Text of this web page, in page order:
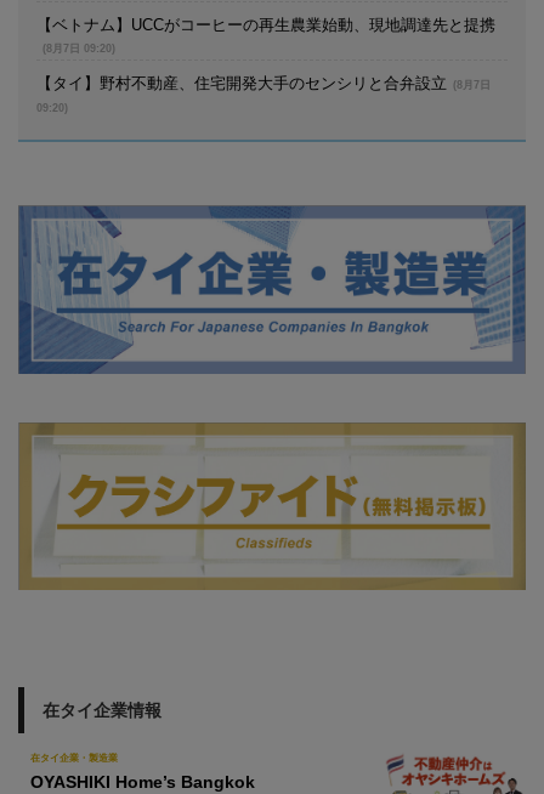
【ベトナム】UCCがコーヒーの再生農業始動、現地調達先と提携
(8月7日 09:20)
【タイ】野村不動産、住宅開発大手のセンシリと合弁設立
(8月7日
09:20)
在タイ企業情報
在タイ企業・製造業
OYASHIKI Home’s Bangkok